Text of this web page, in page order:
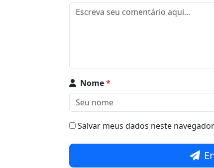
Nome*
Salvar meus dados neste